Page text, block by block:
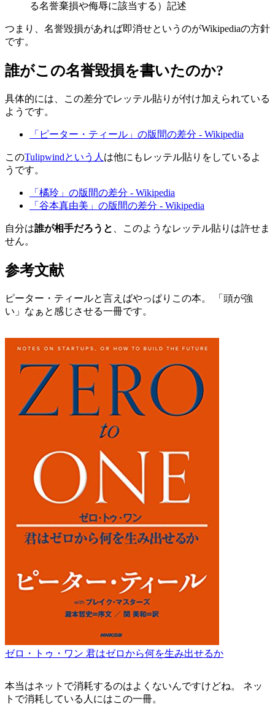
る名誉棄損や侮辱に該当する）記述
つまり、名誉毀損があれば即消せというのがWikipediaの方針
です。
誰がこの名誉毀損を書いたのか?
具体的には、この差分でレッテル貼りが付け加えられている
ようです。
「ピーター・ティール」の版間の差分 - Wikipedia
このTulipwindという人 は他にもレッテル貼りをしているよ
うです。
「橘玲」の版間の差分 - Wikipedia
「谷本真由美」の版間の差分 - Wikipedia
自分は誰が相手だろうと
、このようなレッテル貼りは許せま
せん。
参考文献
ピーター・ティールと言えばやっぱりこの本。 「頭が強
い」なぁと感じさせる一冊です。
ゼロ・トゥ・ワン 君はゼロから何を生み出せるか
本当はネットで消耗するのはよくないんですけどね。 ネッ
トで消耗している人にはこの一冊。